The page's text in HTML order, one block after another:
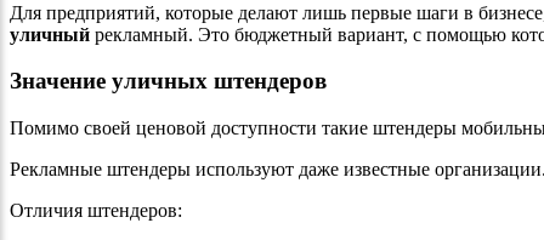
Для предприятий, которые делают лишь первые шаги в
уличный рекламный. Это бюджетный вариант, с помощью
Значение уличных штендеров
Помимо своей ценовой доступности такие штендеры
Рекламные штендеры используют даже известные
Отличия штендеров: